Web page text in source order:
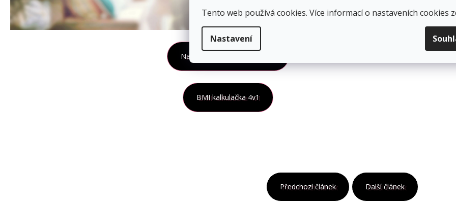
Tento web používá cookies. Více informací o nastaveních cookies
Nastavení
Navštivte poradenská centra
BMI kalkulačka 4v1
Předchozí článek Další článek